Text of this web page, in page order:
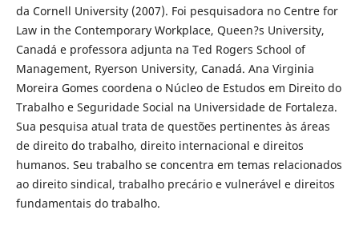
da Cornell University (2007). Foi pesquisadora no Centre for
Law in the Contemporary Workplace, Queen?s University,
Canadá e professora adjunta na Ted Rogers School of
Management, Ryerson University, Canadá. Ana Virginia
Moreira Gomes coordena o Núcleo de Estudos em Direito do
Trabalho e Seguridade Social na Universidade de Fortaleza.
Sua pesquisa atual trata de questões pertinentes às áreas
de direito do trabalho, direito internacional e direitos
humanos. Seu trabalho se concentra em temas relacionados
ao direito sindical, trabalho precário e vulnerável e direitos
fundamentais do trabalho.